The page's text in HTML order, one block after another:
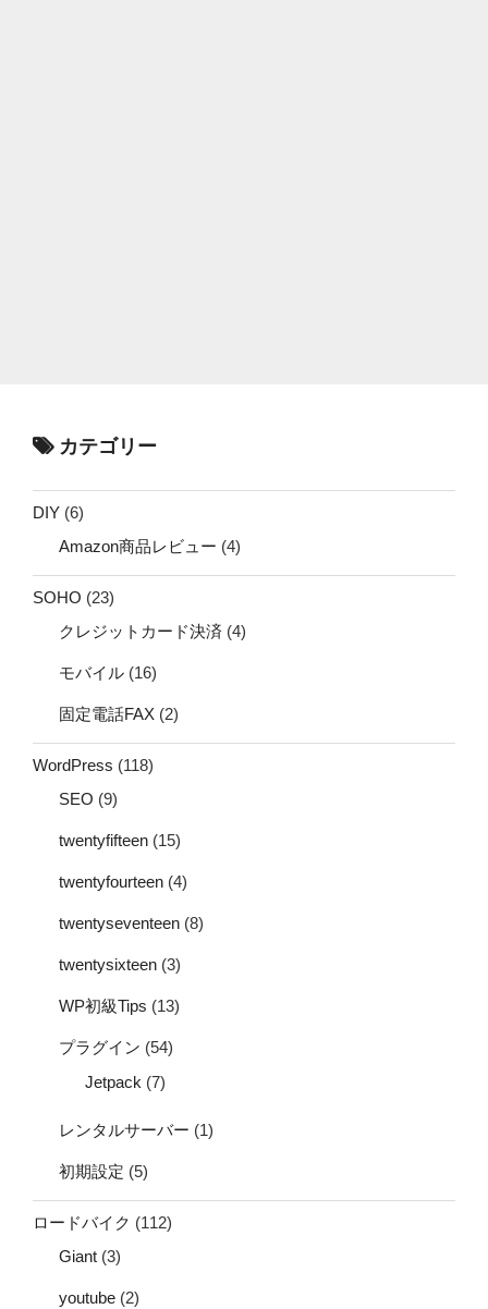
カテゴリー
DIY (6)
Amazon商品レビュー (4)
SOHO (23)
クレジットカード決済 (4)
モバイル (16)
固定電話FAX (2)
WordPress (118)
SEO (9)
twentyfifteen (15)
twentyfourteen (4)
twentyseventeen (8)
twentysixteen (3)
WP初級Tips (13)
プラグイン (54)
Jetpack (7)
レンタルサーバー (1)
初期設定 (5)
ロードバイク (112)
Giant (3)
youtube (2)